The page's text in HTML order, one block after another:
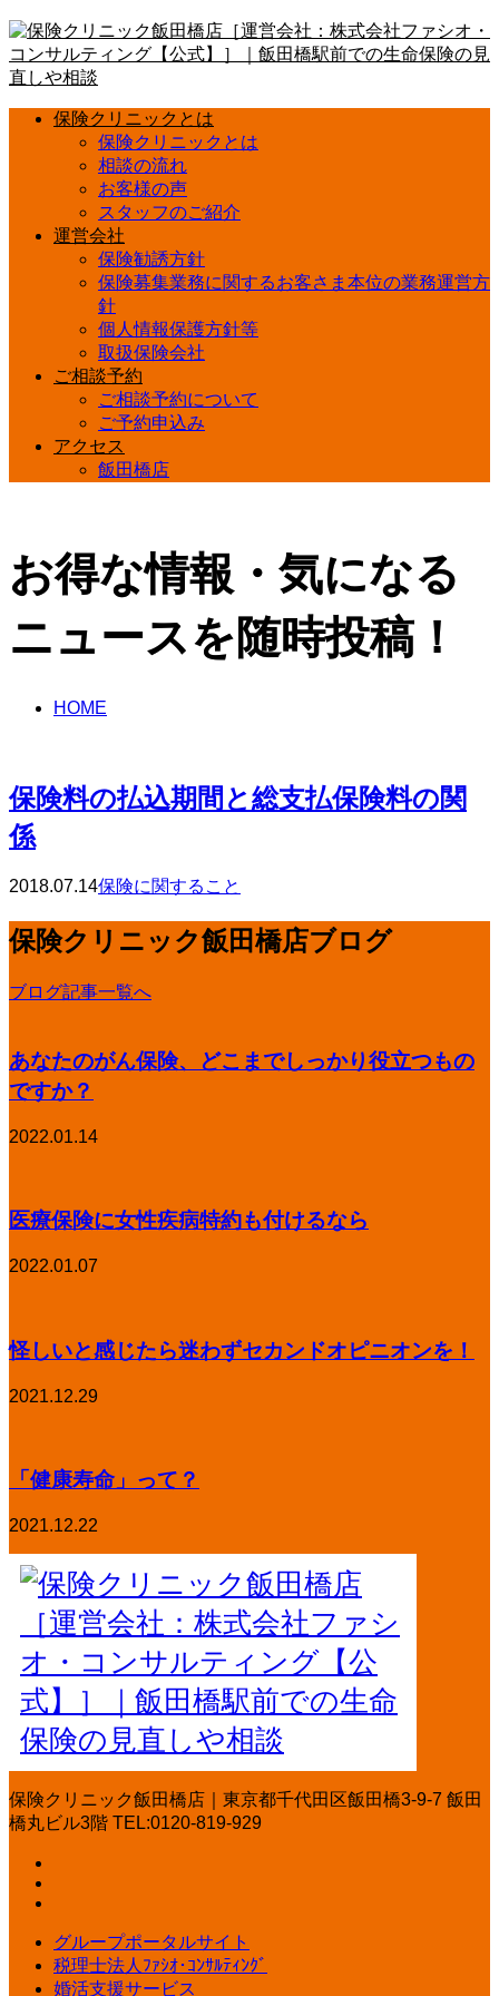
保険クリニックとは
保険クリニックとは
相談の流れ
お客様の声
スタッフのご紹介
運営会社
保険勧誘方針
保険募集業務に関するお客さま本位の業務運営方
針
個人情報保護方針等
取扱保険会社
ご相談予約
ご相談予約について
ご予約申込み
アクセス
飯田橋店
お得な情報・気になる
ニュースを随時投稿！
HOME
保険料の払込期間と総支払保険料の関
係
2018.07.14保険に関すること
保険クリニック飯田橋店ブログ
ブログ記事一覧へ
あなたのがん保険、どこまでしっかり役立つもの
ですか？
2022.01.14
医療保険に女性疾病特約も付けるなら
2022.01.07
怪しいと感じたら迷わずセカンドオピニオンを！
2021.12.29
「健康寿命」って？
2021.12.22
保険クリニック飯田橋店｜東京都千代田区飯田橋3-9-7 飯田
橋丸ビル3階 TEL:0120-819-929
グループポータルサイト
税理士法人ﾌｧｼｵ･ｺﾝｻﾙﾃｨﾝｸﾞ
婚活支援サービス